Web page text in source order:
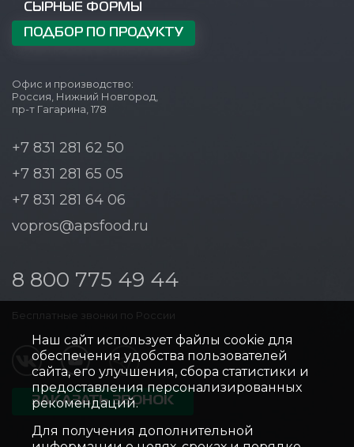
СЫРНЫЕ ФОРМЫ
ПОДБОР ПО ПРОДУКТУ
Офис и производство:
Россия, Нижний Новгород,
пр-т Гагарина, 178
+7 831 281 62 50
+7 831 281 65 05
+7 831 281 64 06
vopros@apsfood.ru
8 800 775 49 44
Бесплатные звонки по России
ЗАКАЗАТЬ ЗВОНОК
Наш сайт использует файлы cookie для
обеспечения удобства пользователей
сайта, его улучшения, сбора статистики и
предоставления персонализированных
рекомендаций.
Для получения дополнительной